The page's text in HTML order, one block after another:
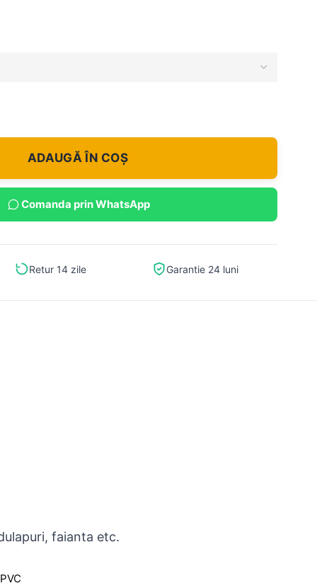
ADAUGĂ ÎN COȘ
Comanda prin WhatsApp
Retur 14 zile Garantie 24 luni
faianta etc.